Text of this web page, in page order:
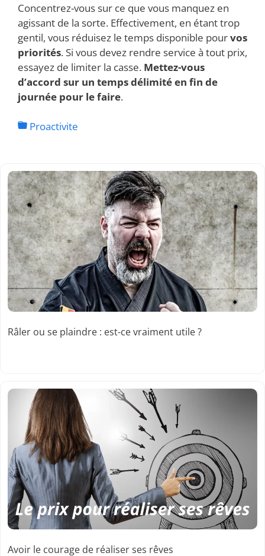
Concentrez-vous sur ce que vous manquez en
agissant de la sorte. Effectivement, en étant trop
gentil, vous réduisez le temps disponible pourvos
priorités. Si vous devez rendre service à tout prix,
essayez de limiter la casse. Mettez-vous
d’accord sur un temps délimité en fin de
journée pour le faire.
Proactivite
Râler ou se plaindre : est-ce vraiment utile ?
Avoir le courage de réaliser ses rêves